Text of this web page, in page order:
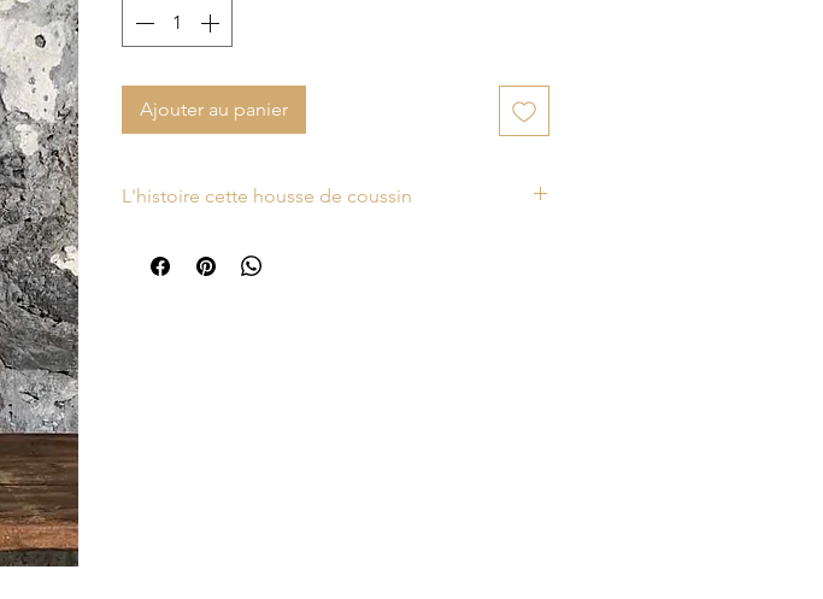
Ajouter au panier
L'histoire cette housse de coussin
été fabriquée à partir d’une toile de coton peinte